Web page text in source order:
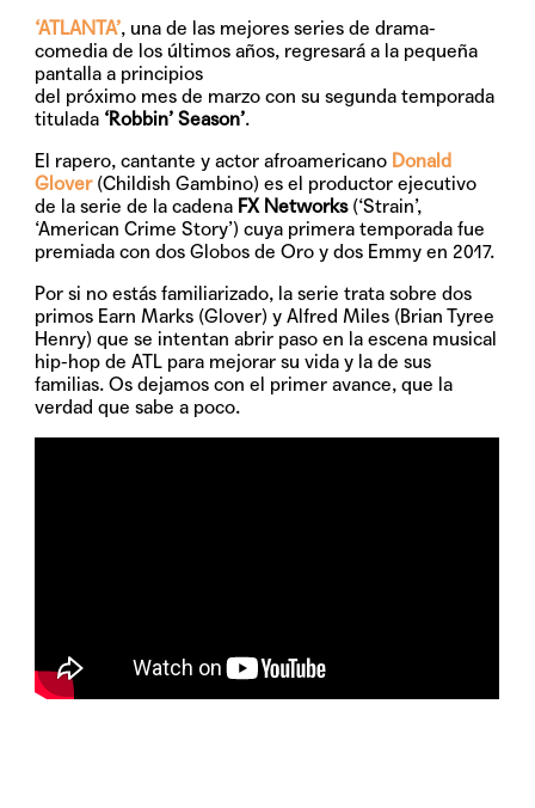
‘ATLANTA’, una de las mejores series de drama-
comedia de los últimos años, regresará a la pequeña
pantalla a principios
del próximo mes de marzo con su segunda temporada
titulada ‘Robbin’ Season’.
El rapero, cantante y actor afroamericano Donald
Glover(Childish Gambino) es el productor ejecutivo
de la serie de la cadena FX Networks(‘Strain’,
‘American Crime Story’) cuya primera temporada fue
premiada con dos Globos de Oro y dos Emmy en 2017.
Por si no estás familiarizado, la serie trata sobre dos
primos Earn Marks (Glover) y Alfred Miles (Brian Tyree
Henry) que se intentan abrir paso en la escena musical
hip-hop de ATL para mejorar su vida y la de sus
familias. Os dejamos con el primer avance, que la
verdad que sabe a poco.